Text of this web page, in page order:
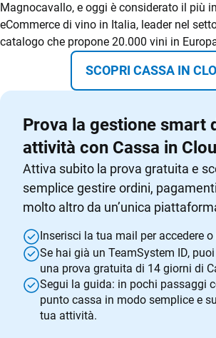
Financial Solutions
HR
TeamSystem Store
digitali
GESTIONE
MAGAZZINO
INTEGRAZIONI
API
Developer Portal
Magnocavallo, e oggi è considerato il più
eCommerce di vino in Italia, leader nel
catalogo che propone 20.000 vini in
SCOPRI CASSA IN
Prova la gestione smart
attività con Cassa in
Attiva subito la prova gratuita e
semplice gestire ordini,
molto altro da un’unica
Inserisci la tua mail per accedere
Se hai già un TeamSystem ID,
una prova gratuita di 14 giorni di
Segui la guida: in pochi passaggi
punto cassa in modo semplice e
tua attività.